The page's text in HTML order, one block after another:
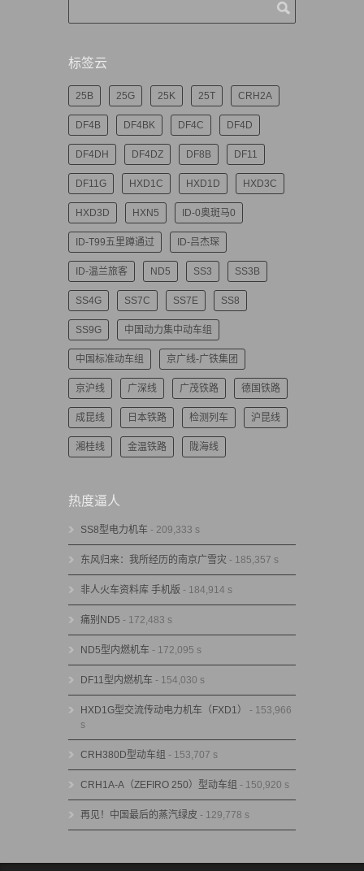
标签云
25B 25G 25K 25T CRH2A
DF4B DF4BK DF4C DF4D
DF4DH DF4DZ DF8B DF11
DF11G HXD1C HXD1D HXD3C
HXD3D HXN5 ID-0奥斑马0
ID-T99五里蹲通过 ID-吕杰琛
ID-温兰旅客 ND5 SS3 SS3B
SS4G SS7C SS7E SS8
SS9G 中国动力集中动车组
中国标准动车组 京广线-广铁集团
京沪线 广深线 广茂铁路 德国铁路
成昆线 日本铁路 检测列车 沪昆线
湘桂线 金温铁路 陇海线
热度逼人
SS8型电力机车 - 209,333 s
东风归来：我所经历的南京广雪灾 - 185,357 s
非人火车资料库 手机版 - 184,914 s
痛别ND5 - 172,483 s
ND5型内燃机车 - 172,095 s
DF11型内燃机车 - 154,030 s
HXD1G型交流传动电力机车（FXD1）
- 153,966
s
CRH380D型动车组 - 153,707 s
CRH1A-A（ZEFIRO 250）型动车组 - 150,920 s
再见！中国最后的蒸汽绿皮 - 129,778 s